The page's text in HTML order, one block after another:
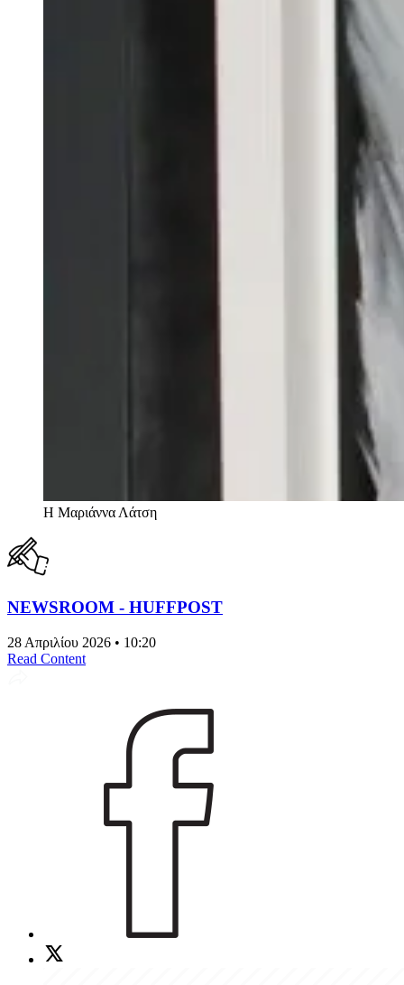
Η Μαριάννα Λάτση
NEWSROOM - HUFFPOST
28 Απριλίου 2026 • 10:20
Read Content